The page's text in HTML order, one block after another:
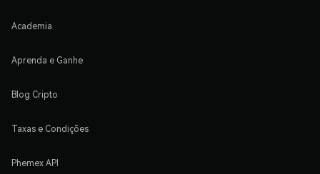
Academia
Aprenda e Ganhe
Blog Cripto
Taxas e Condições
Phemex API